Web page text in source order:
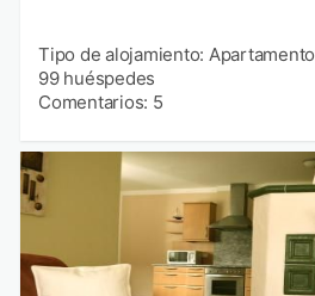
Tipo de alojamiento: Apartamento
99 huéspedes
Comentarios: 5